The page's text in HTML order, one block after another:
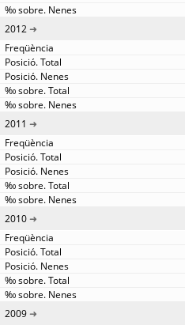
2012
2011
2010
2009